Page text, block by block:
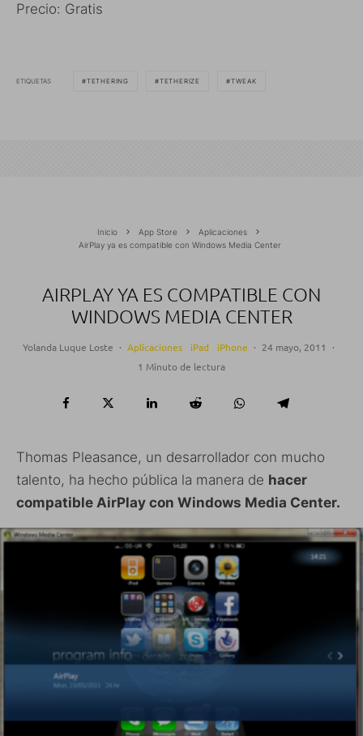
Precio: Gratis
ETIQUETAS TETHERING TETHERIZE TWEAK
Inicio App Store
Aplicaciones
AirPlay ya es compatible con Windows Media Center
AIRPLAY YA ES COMPATIBLE CON
WINDOWS MEDIA CENTER
Yolanda Luque Loste · Aplicaciones iPad iPhone · 24 mayo, 2011
·
1 Minuto de lectura
Thomas Pleasance, un desarrollador con mucho
talento, ha hecho pública la manera de hacer
compatible AirPlay con Windows Media Center.